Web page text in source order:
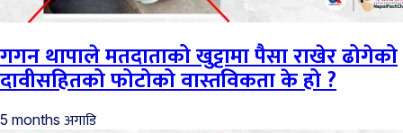
गगन थापाले मतदाताको खुट्टामा पैसा राखेर ढोगेको
दावीसहितको फोटोको वास्तविकता के हो ?
5 months अगाडि